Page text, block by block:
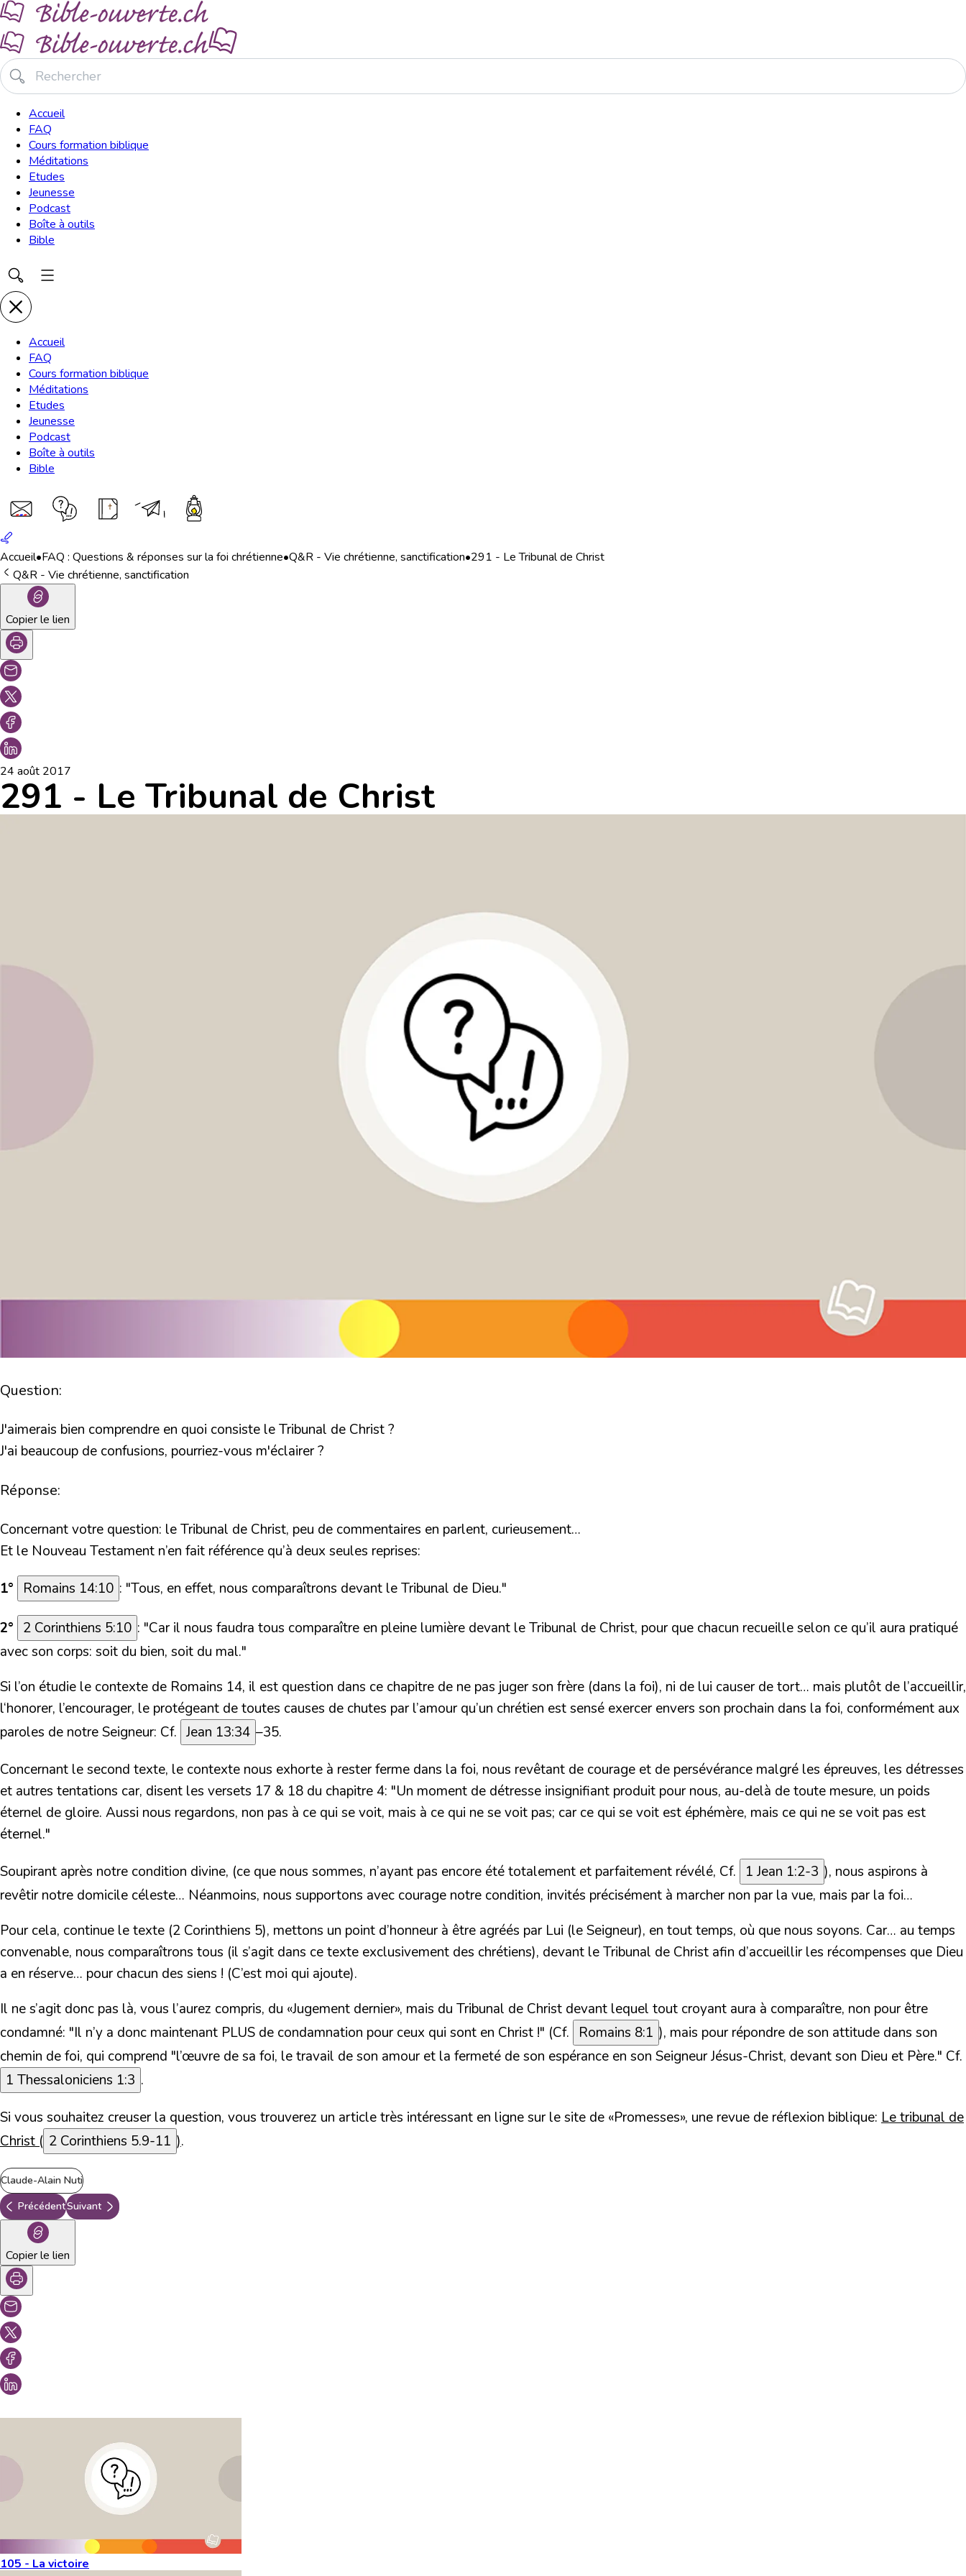
Accueil
FAQ
Cours formation biblique
Méditations
Etudes
Jeunesse
Podcast
Boîte à outils
Bible
Accueil
FAQ
Cours formation biblique
Méditations
Etudes
Jeunesse
Podcast
Boîte à outils
Bible
Accueil•FAQ : Questions & réponses sur la foi chrétienne•Q&R - Vie chrétienne, sanctification•291 - Le Tribunal de Christ
Q&R - Vie chrétienne, sanctification
Copier le lien
24 août 2017
291 - Le Tribunal de Christ
Question:
J'aimerais bien comprendre en quoi consiste le Tribunal de Christ ?
J'ai beaucoup de confusions, pourriez-vous m'éclairer ?
Réponse:
Concernant votre question: le Tribunal de Christ, peu de commentaires en parlent, curieusement…
Et le Nouveau Testament n’en fait référence qu’à deux seules reprises:
1°
Romains 14:10 : "Tous, en effet, nous comparaîtrons devant le Tribunal de Dieu."
2° 2 Corinthiens 5:10 : "Car il nous faudra tous comparaître en pleine lumière devant le Tribunal de Christ, pour que chacun recueille selon ce qu’il aura pratiqué
avec son corps: soit du bien, soit du mal."
Si l’on étudie le contexte de Romains 14, il est question dans ce chapitre de ne pas juger son frère (dans la foi), ni de lui causer de tort… mais plutôt de l’accueillir,
l‘honorer, l’encourager, le protégeant de toutes causes de chutes par l’amour qu’un chrétien est sensé exercer envers son prochain dans la foi, conformément aux
paroles de notre Seigneur: Cf. Jean 13:34 –35.
Concernant le second texte, le contexte nous exhorte à rester ferme dans la foi, nous revêtant de courage et de persévérance malgré les épreuves, les détresses
et autres tentations car, disent les versets 17 & 18 du chapitre 4: "Un moment de détresse insignifiant produit pour nous, au-delà de toute mesure, un poids
éternel de gloire. Aussi nous regardons, non pas à ce qui se voit, mais à ce qui ne se voit pas; car ce qui se voit est éphémère, mais ce qui ne se voit pas est
éternel."
Soupirant après notre condition divine, (ce que nous sommes, n’ayant pas encore été totalement et parfaitement révélé, Cf.
1 Jean 1:2-3 ), nous aspirons à
revêtir notre domicile céleste… Néanmoins, nous supportons avec courage notre condition, invités précisément à marcher non par la vue, mais par la foi…
Pour cela, continue le texte (2 Corinthiens 5), mettons un point d’honneur à être agréés par Lui (le Seigneur), en tout temps, où que nous soyons. Car… au temps
convenable, nous comparaîtrons tous (il s’agit dans ce texte exclusivement des chrétiens), devant le Tribunal de Christ afin d’accueillir les récompenses que Dieu
a en réserve… pour chacun des siens ! (C’est moi qui ajoute).
Il ne s’agit donc pas là, vous l’aurez compris, du «Jugement dernier», mais du Tribunal de Christ devant lequel tout croyant aura à comparaître, non pour être
condamné: "Il n’y a donc maintenant PLUS de condamnation pour ceux qui sont en Christ !" (Cf. Romains 8:1 ), mais pour répondre de son attitude dans son
chemin de foi, qui comprend "l’œuvre de sa foi, le travail de son amour et la fermeté de son espérance en son Seigneur Jésus-Christ, devant son Dieu et Père." Cf.
1 Thessaloniciens 1:3 .
Si vous souhaitez creuser la question, vous trouverez un article très intéressant en ligne sur le site de «Promesses», une revue de réflexion biblique: Le tribunal de
Christ ( 2 Corinthiens 5.9-11 ).
Claude-Alain Nuti
PrécédentSuivant
Copier le lien
105 - La victoire